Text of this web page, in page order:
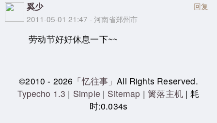
奚少
2011-05-01 21:47 - 河南省郑州市
回复
劳动节好好休息一下~~
©2010 - 2026 「忆往事」All Rights Reserved.
Typecho 1.3 | Simple | Sitemap |篱落主机| 耗
时:0.034s